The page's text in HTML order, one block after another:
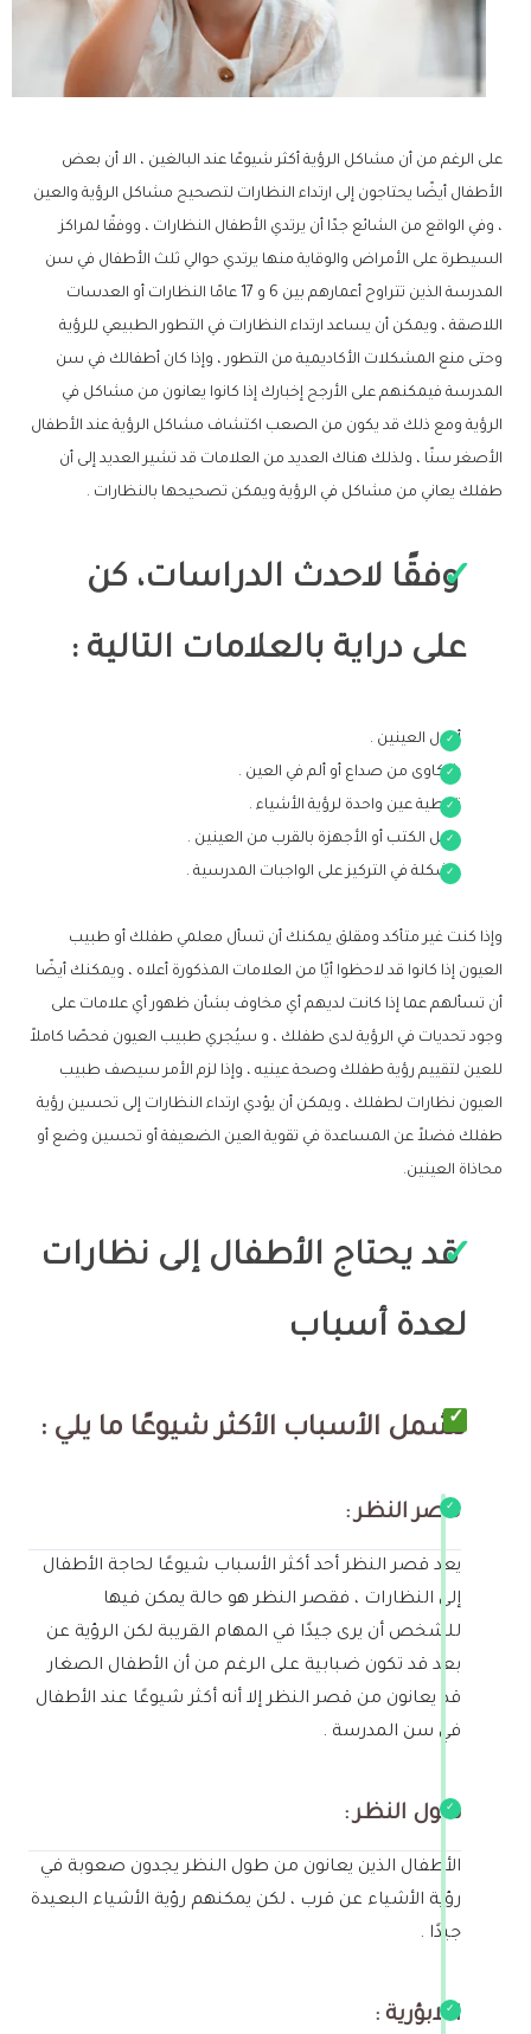
على الرغم من أن مشاكل الرؤية أكثر شيوعًا عند البالغين ، الا أن بعض
الأطفال أيضًا يحتاجون إلى ارتداء النظارات لتصحيح مشاكل الرؤية والعين
، وفي الواقع من الشائع جدًا أن يرتدي الأطفال النظارات ، ووفقًا لمراكز
السيطرة على الأمراض والوقاية منها يرتدي حوالي ثلث الأطفال في سن
المدرسة الذين تتراوح أعمارهم بين 6 و 17 عامًا النظارات أو العدسات
اللاصقة ، ويمكن أن يساعد ارتداء النظارات في التطور الطبيعي للرؤية
وحتى منع المشكلات الأكاديمية من التطور ، وإذا كان أطفالك في سن
المدرسة فيمكنهم على الأرجح إخبارك إذا كانوا يعانون من مشاكل في
الرؤية ومع ذلك قد يكون من الصعب اكتشاف مشاكل الرؤية عند الأطفال
الأصغر سنًا ، ولذلك هناك العديد من العلامات قد تشير العديد إلى أن
طفلك يعاني من مشاكل في الرؤية ويمكن تصحيحها بالنظارات .
وفقًا لاحدث الدراسات، كن
على دراية بالعلامات التالية :
أحول العينين .
شكاوى من صداع أو ألم في العين .
تغطية عين واحدة لرؤية الأشياء .
حمل الكتب أو الأجهزة بالقرب من العينين .
مشكلة في التركيز على الواجبات المدرسية .
وإذا كنت غير متأكد ومقلق يمكنك أن تسأل معلمي طفلك أو طبيب
العيون إذا كانوا قد لاحظوا أيًا من العلامات المذكورة أعلاه ، ويمكنك أيضًا
أن تسألهم عما إذا كانت لديهم أي مخاوف بشأن ظهور أي علامات على
وجود تحديات في الرؤية لدى طفلك ، و سيُجري طبيب العيون فحصًا كاملاً
للعين لتقييم رؤية طفلك وصحة عينيه ، وإذا لزم الأمر سيصف طبيب
العيون نظارات لطفلك ، ويمكن أن يؤدي ارتداء النظارات إلى تحسين رؤية
طفلك فضلاً عن المساعدة في تقوية العين الضعيفة أو تحسين وضع أو
محاذاة العينين.
قد يحتاج الأطفال إلى نظارات
لعدة أسباب
تشمل الأسباب الأكثر شيوعًا ما يلي :
قصر النظر :
يعد قصر النظر أحد أكثر الأسباب شيوعًا لحاجة الأطفال
إلى النظارات ، فقصر النظر هو حالة يمكن فيها
للشخص أن يرى جيدًا في المهام القريبة لكن الرؤية عن
بعد قد تكون ضبابية على الرغم من أن الأطفال الصغار
قد يعانون من قصر النظر إلا أنه أكثر شيوعًا عند الأطفال
في سن المدرسة .
طول النظر :
الأطفال الذين يعانون من طول النظر يجدون صعوبة في
رؤية الأشياء عن قرب ، لكن يمكنهم رؤية الأشياء البعيدة
جيدًا .
اللابؤرية :